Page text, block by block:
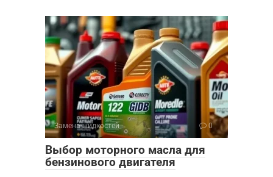
Замена жидкостей 0
Выбор моторного масла для
бензинового двигателя